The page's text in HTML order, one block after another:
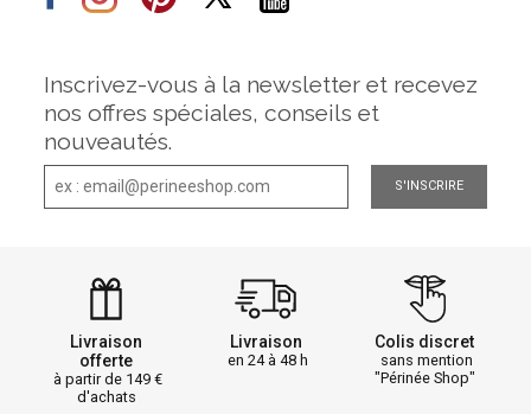
Inscrivez-vous à la newsletter et recevez
nos offres spéciales, conseils et
nouveautés.
S'INSCRIRE
Livraison
offerte
à partir de 149
d'achats
Livraison
en 24 à 48 h
Colis discret
sans mention
"Périnée Shop"